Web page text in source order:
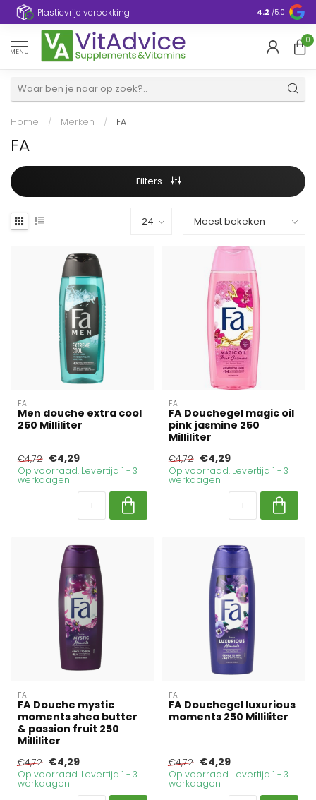
Plasticvrije verpakking 4.2 /5.0
MENU
0
Home / Merken / FA
FA
Filters
FA
Men douche extra cool
250 Milliliter
€4,72 €4,29
Op voorraad. Levertijd 1 - 3
werkdagen
FA
FA Douchegel magic oil
pink jasmine 250
Milliliter
€4,72 €4,29
Op voorraad. Levertijd 1 - 3
werkdagen
FA
FA Douche mystic
moments shea butter
& passion fruit 250
Milliliter
€4,72 €4,29
Op voorraad. Levertijd 1 - 3
werkdagen
FA
FA Douchegel luxurious
moments 250 Milliliter
€4,72 €4,29
Op voorraad. Levertijd 1 - 3
werkdagen